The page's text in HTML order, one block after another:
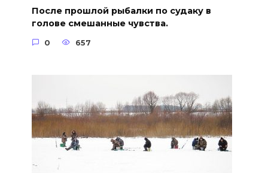
После прошлой рыбалки по судаку в
голове смешанные чувства.
0 657